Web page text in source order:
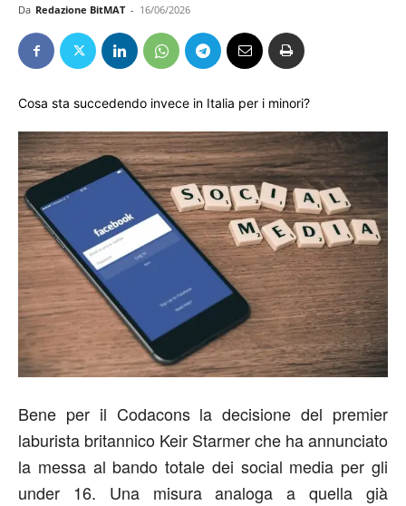
Da Redazione BitMAT - 16/06/2026
Cosa sta succedendo invece in Italia per i minori?
Bene per il Codacons la decisione del premier
laburista britannico Keir Starmer che ha annunciato
la messa al bando totale dei social media per gli
under 16. Una misura analoga a quella già